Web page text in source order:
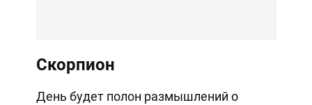
Скорпион
День будет полон размышлений о